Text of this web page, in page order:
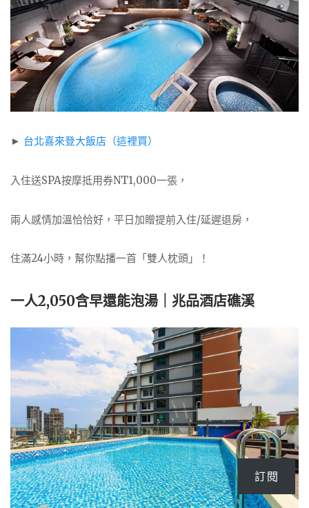
► 台北喜來登大飯店（這裡買）
入住送SPA按摩抵用券NT1,000一張，
兩人感情加溫恰恰好，平日加贈提前入住/延遲退房，
住滿24小時，幫你點播一首「雙人枕頭」！
一人2,050含早還能泡湯｜兆品酒店礁溪
訂閱